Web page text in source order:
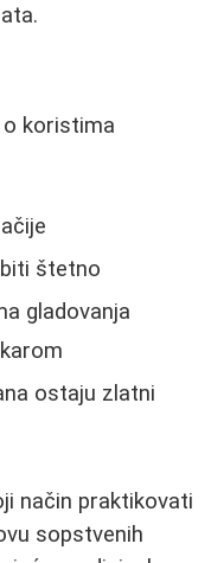
koristima
štetno
gladovanja
ostaju zlatni
način praktikovati
sopstvenih